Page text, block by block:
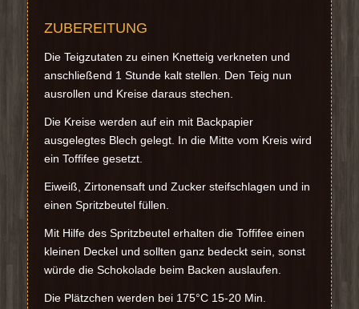
ZUBEREITUNG
Die Teigzutaten zu einen Knetteig verkneten und
anschließend 1 Stunde kalt stellen. Den Teig nun
ausrollen und Kreise daraus stechen.
Die Kreise werden auf ein mit Backpapier
ausgelegtes Blech gelegt. In die Mitte vom Kreis wird
ein Toffifee gesetzt.
Eiweiß, Zirtonensaft und Zucker steifschlagen und in
einen Spritzbeutel füllen.
Mit Hilfe des Spritzbeutel erhalten die Toffifee einen
kleinen Deckel und sollten ganz bedeckt sein, sonst
würde die Schokolade beim Backen auslaufen.
Die Plätzchen werden bei 175°C 15-20 Min.